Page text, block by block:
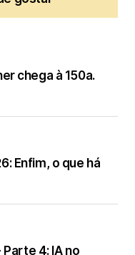
chega à 150a.
Enfim, o que há
4: IA no